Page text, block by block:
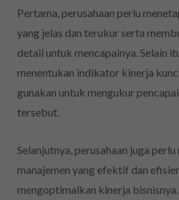
Pertama, perusahaan perlu
yang jelas dan terukur serta
detail untuk mencapainya. Selain
menentukan indikator kinerja
gunakan untuk mengukur
tersebut.
Selanjutnya, perusahaan juga
manajemen yang efektif dan
mengoptimalkan kinerja